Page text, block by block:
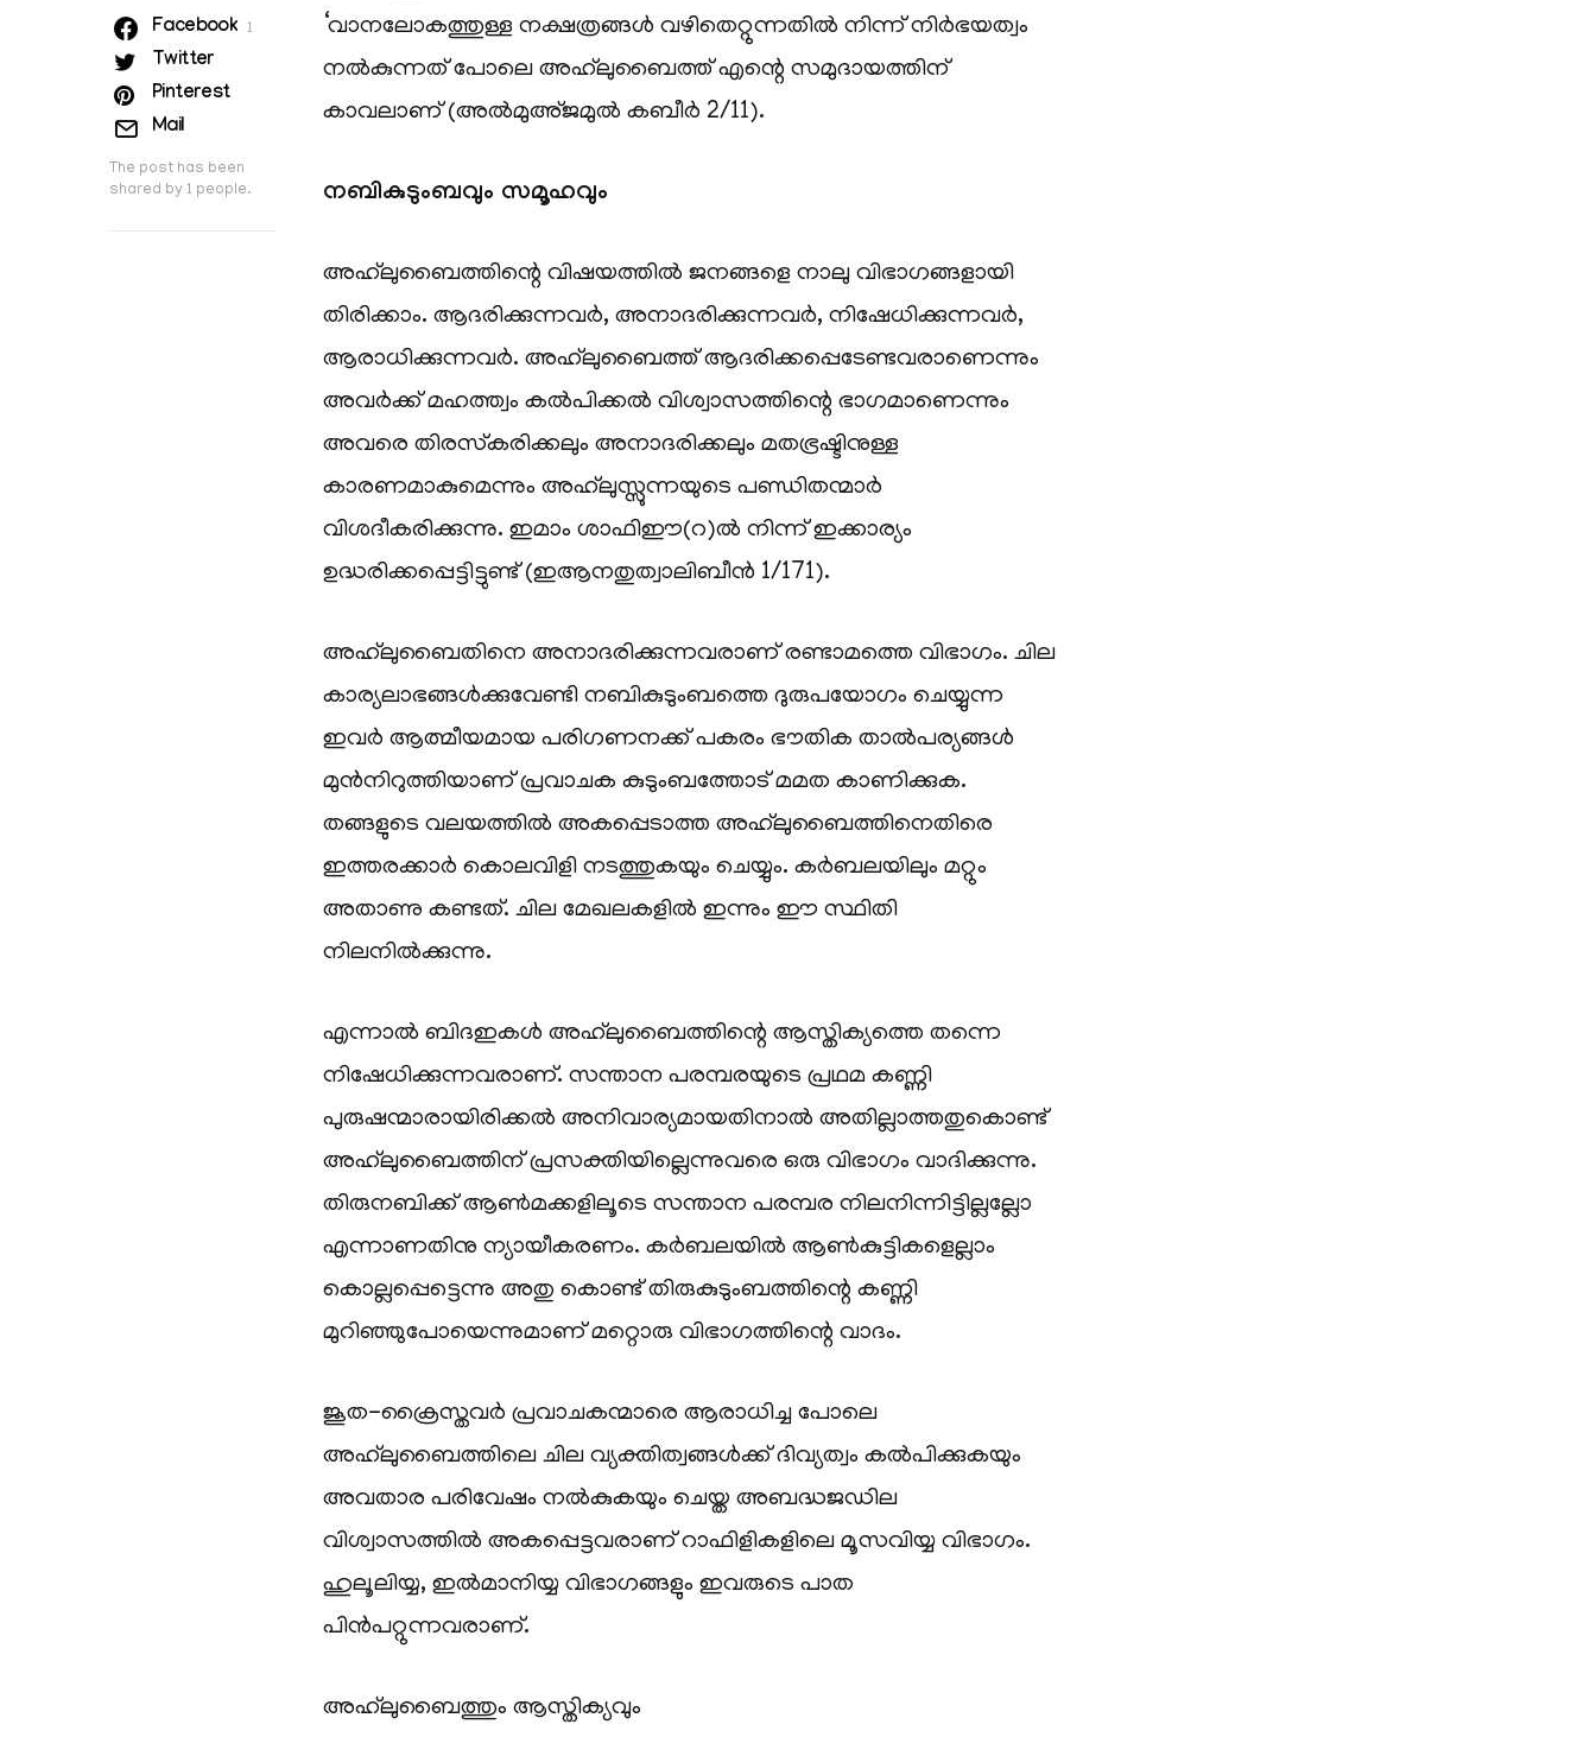
The post has been
shared by 1 people.
Facebook 1
Twitter
Pinterest
Mail
‘വാനലോകത്തുള്ള നക്ഷത്രങ്ങൾ വഴിതെറ്റുന്നതിൽ നിന്ന് നിർഭയത്വം
നൽകുന്നത് പോലെ അഹ്‌ലുബൈത്ത് എന്റെ സമുദായത്തിന്
കാവലാണ് (അൽമുഅ്ജമുൽ കബീർ 2/11).
നബികുടുംബവും സമൂഹവും
അഹ്‌ലുബൈത്തിന്റെ വിഷയത്തിൽ ജനങ്ങളെ നാലു വിഭാഗങ്ങളായി
തിരിക്കാം. ആദരിക്കുന്നവർ, അനാദരിക്കുന്നവർ, നിഷേധിക്കുന്നവർ,
ആരാധിക്കുന്നവർ. അഹ്‌ലുബൈത്ത് ആദരിക്കപ്പെടേണ്ടവരാണെന്നും
അവർക്ക് മഹത്ത്വം കൽപിക്കൽ വിശ്വാസത്തിന്റെ ഭാഗമാണെന്നും
അവരെ തിരസ്‌കരിക്കലും അനാദരിക്കലും മതഭ്രഷ്ടിനുള്ള
കാരണമാകുമെന്നും അഹ്‌ലുസ്സുന്നയുടെ പണ്ഡിതന്മാർ
വിശദീകരിക്കുന്നു. ഇമാം ശാഫിഈ(റ)ൽ നിന്ന് ഇക്കാര്യം
ഉദ്ധരിക്കപ്പെട്ടിട്ടുണ്ട് (ഇആനതുത്വാലിബീൻ 1/171).
അഹ്‌ലുബൈതിനെ അനാദരിക്കുന്നവരാണ് രണ്ടാമത്തെ വിഭാഗം. ചില
കാര്യലാഭങ്ങൾക്കുവേണ്ടി നബികുടുംബത്തെ ദുരുപയോഗം ചെയ്യുന്ന
ഇവർ ആത്മീയമായ പരിഗണനക്ക് പകരം ഭൗതിക താൽപര്യങ്ങൾ
മുൻനിറുത്തിയാണ് പ്രവാചക കുടുംബത്തോട് മമത കാണിക്കുക.
തങ്ങളുടെ വലയത്തിൽ അകപ്പെടാത്ത അഹ്‌ലുബൈത്തിനെതിരെ
ഇത്തരക്കാർ കൊലവിളി നടത്തുകയും ചെയ്യും. കർബലയിലും മറ്റും
അതാണു കണ്ടത്. ചില മേഖലകളിൽ ഇന്നും ഈ സ്ഥിതി
നിലനിൽക്കുന്നു.
എന്നാൽ ബിദഇകൾ അഹ്‌ലുബൈത്തിന്റെ ആസ്തിക്യത്തെ തന്നെ
നിഷേധിക്കുന്നവരാണ്. സന്താന പരമ്പരയുടെ പ്രഥമ കണ്ണി
പുരുഷന്മാരായിരിക്കൽ അനിവാര്യമായതിനാൽ അതില്ലാത്തതുകൊണ്ട്
അഹ്‌ലുബൈത്തിന് പ്രസക്തിയില്ലെന്നുവരെ ഒരു വിഭാഗം വാദിക്കുന്നു.
തിരുനബിക്ക് ആൺമക്കളിലൂടെ സന്താന പരമ്പര നിലനിന്നിട്ടില്ലല്ലോ
എന്നാണതിനു ന്യായീകരണം. കർബലയിൽ ആൺകുട്ടികളെല്ലാം
കൊല്ലപ്പെട്ടെന്നു അതു കൊണ്ട് തിരുകുടുംബത്തിന്റെ കണ്ണി
മുറിഞ്ഞുപോയെന്നുമാണ് മറ്റൊരു വിഭാഗത്തിന്റെ വാദം.
ജൂത-ക്രൈസ്തവർ പ്രവാചകന്മാരെ ആരാധിച്ച പോലെ
അഹ്‌ലുബൈത്തിലെ ചില വ്യക്തിത്വങ്ങൾക്ക് ദിവ്യത്വം കൽപിക്കുകയും
അവതാര പരിവേഷം നൽകുകയും ചെയ്ത അബദ്ധജഡില
വിശ്വാസത്തിൽ അകപ്പെട്ടവരാണ് റാഫിളികളിലെ മൂസവിയ്യ വിഭാഗം.
ഹുലൂലിയ്യ, ഇൽമാനിയ്യ വിഭാഗങ്ങളും ഇവരുടെ പാത
പിൻപറ്റുന്നവരാണ്.
അഹ്‌ലുബൈത്തും ആസ്തിക്യവും